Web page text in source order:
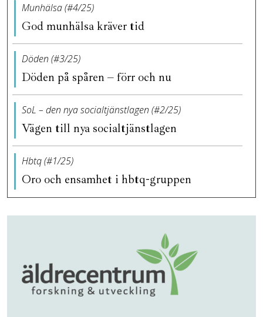
Munhälsa (#4/25)
God munhälsa kräver tid
Döden (#3/25)
Döden på spåren – förr och nu
SoL – den nya socialtjänstlagen (#2/25)
Vägen till nya socialtjänstlagen
Hbtq (#1/25)
Oro och ensamhet i hbtq-gruppen